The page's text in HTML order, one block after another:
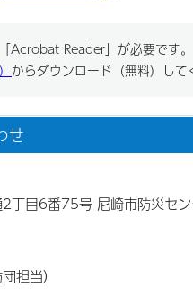
Acrobat Reader」が必要です
からダウンロード（無料）して
せ
丁目6番75号 尼崎市防災セ
担当）